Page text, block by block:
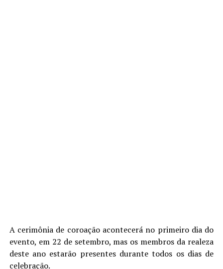
A cerimônia de coroação acontecerá no primeiro dia do
evento, em 22 de setembro, mas os membros da realeza
deste ano estarão presentes durante todos os dias de
celebração.